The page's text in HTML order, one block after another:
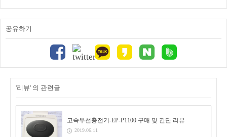
공유하기
'리뷰' 의 관련글
고속무선충전기-EP-P1100 구매 및 간단 리뷰
2019.06.11